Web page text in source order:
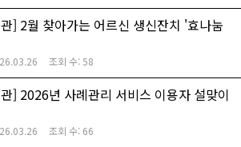
] 2월 찾아가는 어르신 생신잔치 '효나눔
조회 수:58
] 2026년 사례관리 서비스 이용자 설맞이
조회 수: 66